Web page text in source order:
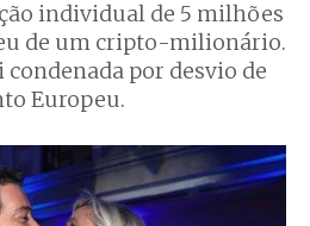
individual de 5 milhões
de um cripto-milionário.
condenada por desvio de
Europeu.